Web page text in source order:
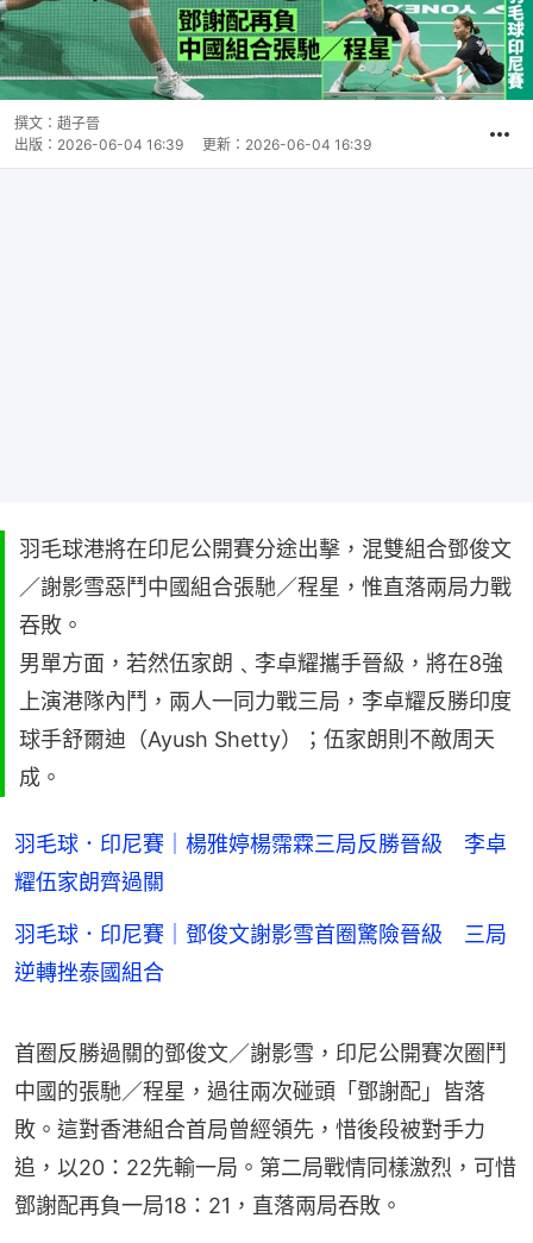
撰文： 趙子晉
出版： 2026-06-04 16:39 更新： 2026-06-04 16:39
羽毛球港將在印尼公開賽分途出擊，混雙組合鄧俊文
／謝影雪惡鬥中國組合張馳／程星，惟直落兩局力戰
吞敗。
男單方面，若然伍家朗﹑李卓耀攜手晉級，將在8強
上演港隊內鬥，兩人一同力戰三局，李卓耀反勝印度
球手舒爾迪（Ayush Shetty）；伍家朗則不敵周天
成。
羽毛球．印尼賽｜楊雅婷楊霈霖三局反勝晉級 李卓
耀伍家朗齊過關
羽毛球．印尼賽｜鄧俊文謝影雪首圈驚險晉級 三局
逆轉挫泰國組合
首圈反勝過關的鄧俊文／謝影雪，印尼公開賽次圈鬥
中國的張馳／程星，過往兩次碰頭「鄧謝配」皆落
敗。這對香港組合首局曾經領先，惜後段被對手力
追，以20：22先輸一局。第二局戰情同樣激烈，可惜
鄧謝配再負一局18：21，直落兩局吞敗。